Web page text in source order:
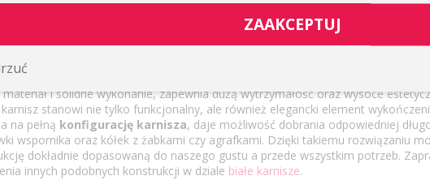
gamie kolorystycznej.
karnisze podwójne - opis
metalowe podwójne stosowane są gdy pragniemy powiesić nad oknem
materiał i solidne wykonanie, zapewnia dużą wytrzymałość oraz wysoce
stanowi nie tylko funkcjonalny, ale również elegancki element
na pełną konfigurację karnisza, daje możliwość dobrania odpowiedniej
wspornika oraz kółek z żabkami czy agrafkami. Dzięki takiemu rozwiązaniu
dokładnie dopasowaną do naszego gustu a przede wszystkim potrzeb.
innych podobnych konstrukcji w dziale białe karnisze.
ZAAKCEPTUJ